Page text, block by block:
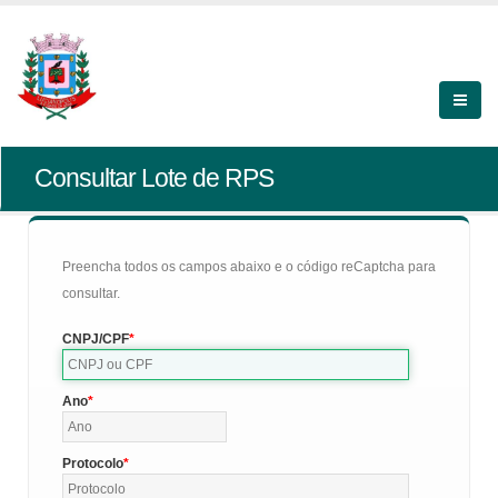
Consultar Lote de RPS
Preencha todos os campos abaixo e o código reCaptcha para
consultar.
CNPJ/CPF
Ano
Protocolo